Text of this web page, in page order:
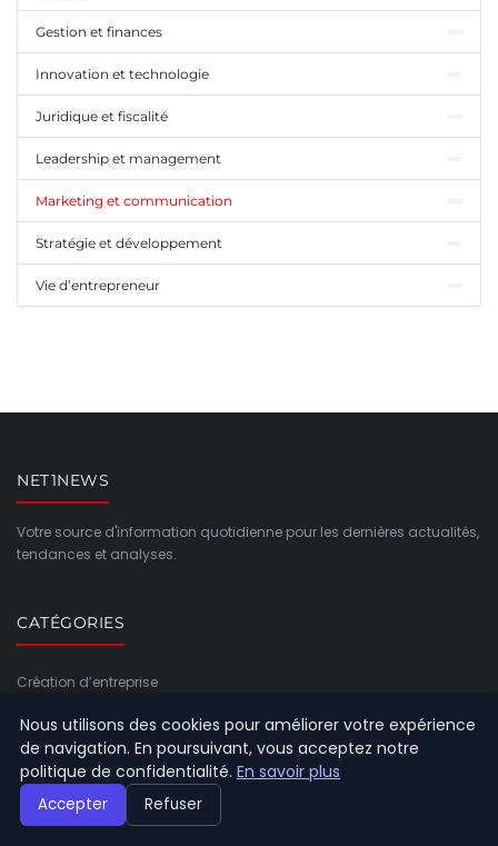
Gestion et finances
Innovation et technologie
Juridique et fiscalité
Leadership et management
Marketing et communication
Stratégie et développement
Vie d’entrepreneur
NET1NEWS
Votre source d'information quotidienne pour les dernières actualités,
tendances et analyses.
CATÉGORIES
Création d’entreprise
General
Gestion et finances
Innovation et technologie
Nous utilisons des cookies pour améliorer votre expérience
de navigation. En poursuivant, vous acceptez notre
politique de confidentialité. En savoir plus
Accepter Refuser